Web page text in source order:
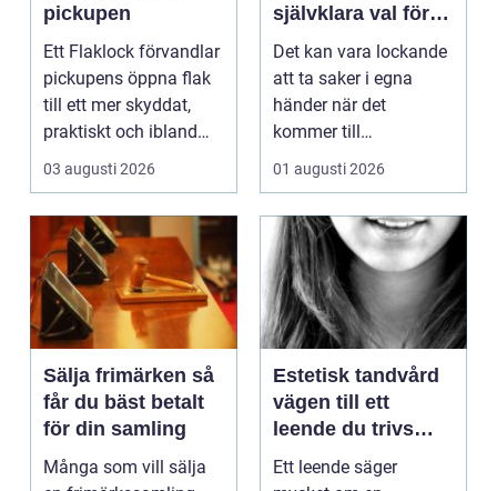
pickupen
Ett Flaklock förvandlar
pickupens öppna flak
till ett mer skyddat,
praktiskt och ibland
också mer br...
03 augusti 2026
självklara val för
säker elinstallation
Det kan vara lockande
att ta saker i egna
händer när det
kommer till
hemförbättr...
01 augusti 2026
Sälja frimärken så
får du bäst betalt
för din samling
Många som vill sälja
Estetisk tandvård
vägen till ett
leende du trivs
med
Ett leende säger